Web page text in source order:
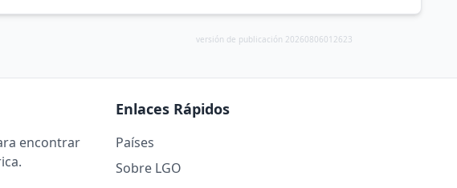
versión de publicación 20260806012623
encontrar
Enlaces Rápidos
Países
Sobre LGO